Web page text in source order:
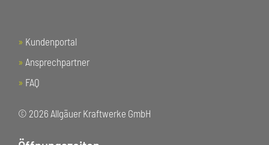
» Kundenportal
» Ansprechpartner
» FAQ
© 2026 Allgäuer Kraftwerke GmbH